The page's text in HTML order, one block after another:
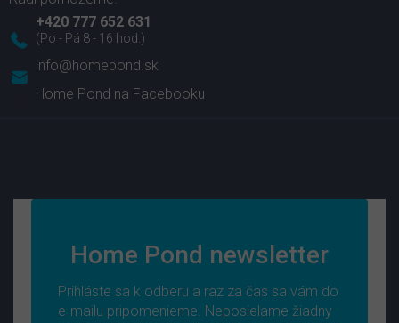
info@homepond.sk
+420 777 652 631
Home Pond na Facebooku
Home Pond newsletter
Prihláste sa k odberu a raz za čas sa vám do
e-mailu pripomenieme. Neposielame žiadny